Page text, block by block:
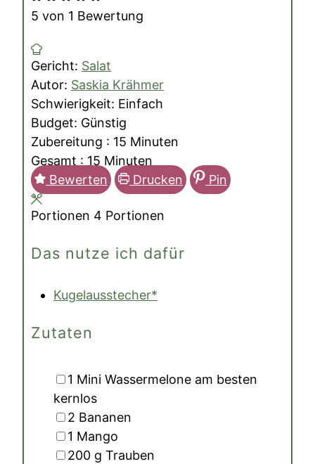
5 von 1 Bewertung
Gericht: Salat
Autor: Saskia Krähmer
Schwierigkeit: Einfach
Budget: Günstig
Zubereitung : 15 Minuten
Minuten
Gesamt : 15 Minuten
Minuten
Bewerten
Drucken Pin
Portionen 4 Portionen
Das nutze ich dafür
Kugelausstecher*
Zutaten
▢
1 Mini Wassermelone am besten
kernlos
▢
2 Bananen
▢
1 Mango
▢
200 g Trauben